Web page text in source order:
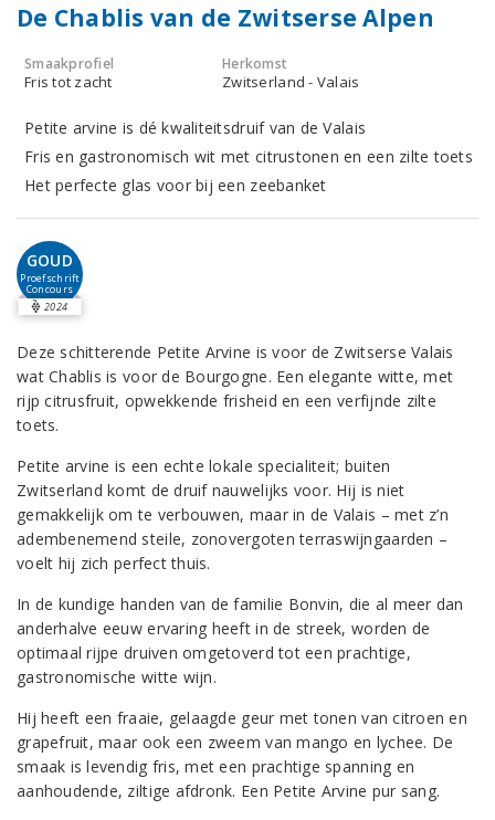
De Chablis van de Zwitserse Alpen
Smaakprofiel
Fris tot zacht
Herkomst
Zwitserland - Valais
Petite arvine is dé kwaliteitsdruif van de Valais
Fris en gastronomisch wit met citrustonen en een zilte toets
Het perfecte glas voor bij een zeebanket
GOUD
Proefschrift
Concours
2024
Deze schitterende Petite Arvine is voor de Zwitserse Valais
wat Chablis is voor de Bourgogne. Een elegante witte, met
rijp citrusfruit, opwekkende frisheid en een verfijnde zilte
toets.
Petite arvine is een echte lokale specialiteit; buiten
Zwitserland komt de druif nauwelijks voor. Hij is niet
gemakkelijk om te verbouwen, maar in de Valais – met z’n
adembenemend steile, zonovergoten terraswijngaarden –
voelt hij zich perfect thuis.
In de kundige handen van de familie Bonvin, die al meer dan
anderhalve eeuw ervaring heeft in de streek, worden de
optimaal rijpe druiven omgetoverd tot een prachtige,
gastronomische witte wijn.
Hij heeft een fraaie, gelaagde geur met tonen van citroen en
grapefruit, maar ook een zweem van mango en lychee. De
smaak is levendig fris, met een prachtige spanning en
aanhoudende, ziltige afdronk. Een Petite Arvine pur sang.